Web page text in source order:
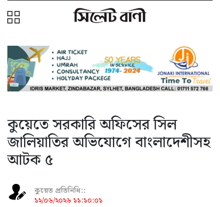
কুয়েতে সরকারি অফিসের সিল
জালিয়াতির অভিযোগে বাংলাদেশীসহ
আটক ৫
কুয়েত প্রতিনিধি::
১২/০৬/২০২৬ ১১:১০:০১